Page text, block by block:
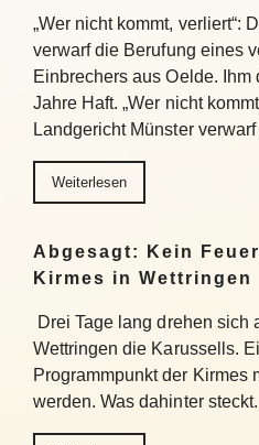
„Wer nicht kommt, verliert“:
verwarf die Berufung eines
Einbrechers aus Oelde. Ihm
Jahre Haft. „Wer nicht
Landgericht Münster
Weiterlesen
Abgesagt: Kein
Kirmes in Wettringen
Drei Tage lang drehen sich
Wettringen die Karussells.
Programmpunkt der Kirmes
werden. Was dahinter